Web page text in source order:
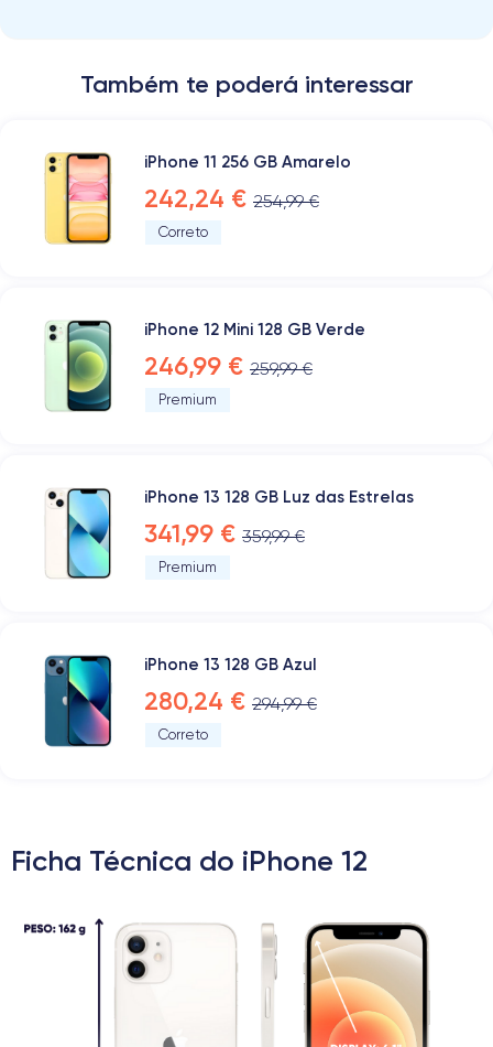
Também te poderá interessar
iPhone 11 256 GB Amarelo
242,24 € 254,99 €
Correto
iPhone 12 Mini 128 GB Verde
246,99 € 259,99 €
Premium
iPhone 13 128 GB Luz das Estrelas
341,99 € 359,99 €
Premium
iPhone 13 128 GB Azul
280,24 € 294,99 €
Correto
Ficha Técnica do iPhone 12